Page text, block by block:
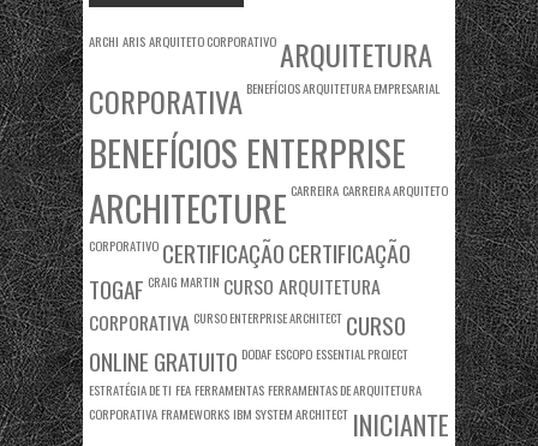
ARCHI ARISARQUITETO CORPORATIVOARQUITETURA
CORPORATIVA BENEFÍCIOS ARQUITETURA EMPRESARIAL
BENEFÍCIOS ENTERPRISE
ARCHITECTURE CARREIRA CARREIRA ARQUITETO
CORPORATIVO CERTIFICAÇÃOCERTIFICAÇÃO
TOGAF CRAIG MARTIN CURSO ARQUITETURA
CORPORATIVA CURSO ENTERPRISE ARCHITECT CURSO
ONLINE GRATUITO DODAF ESCOPO ESSENTIAL PROJECT
ESTRATÉGIA DE TI FEA FERRAMENTAS FERRAMENTAS DE ARQUITETURA
CORPORATIVA FRAMEWORKS IBM SYSTEM ARCHITECT INICIANTE